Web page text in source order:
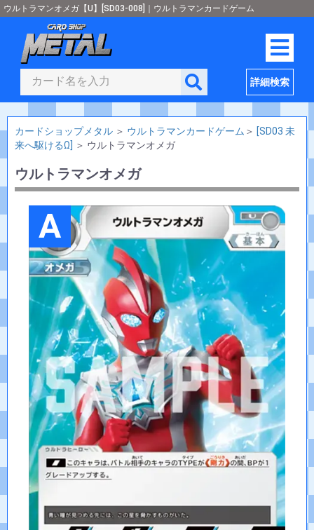
ウルトラマンオメガ【U】[SD03-008]｜ウルトラマンカードゲーム
詳細検索
カードショップメタル ＞ ウルトラマンカードゲーム ＞ [SD03 未
来へ駆けるΩ]
＞ ウルトラマンオメガ
ウルトラマンオメガ
A